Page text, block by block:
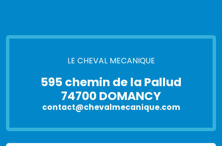
LE CHEVAL MECANIQUE
595 chemin de la Pallud
74700 DOMANCY
contact@chevalmecanique.com